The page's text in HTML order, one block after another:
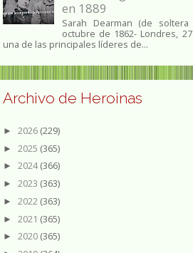
en 1889
Sarah Dearman (de
octubre de 1862​- Londres,
una de las principales líderes de...
Archivo de Heroinas
► 2026 (229)
► 2025 (365)
► 2024(366)
► 2023 (363)
► 2022 (363)
► 2021 (365)
► 2020 (365)